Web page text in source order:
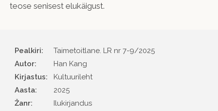
teose senisest elukäigust.
Pealkiri:
Taimetoitlane. LR nr 7-9/2025
Autor
Han Kang
Kirjastus
Kultuurileht
Aasta
2025
Žanr
Ilukirjandus